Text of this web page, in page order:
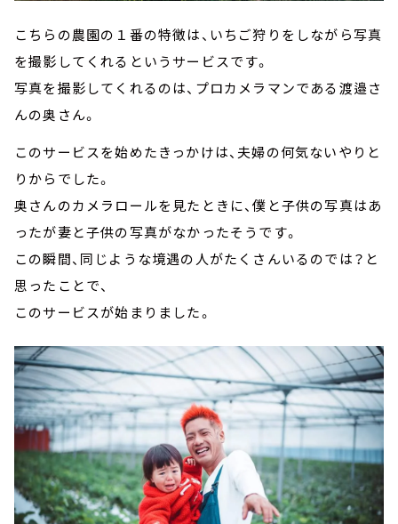
こちらの農園の１番の特徴は、いちご狩りをしながら写真
を撮影してくれるというサービスです。
写真を撮影してくれるのは、プロカメラマンである渡邉さ
んの奥さん。
このサービスを始めたきっかけは、夫婦の何気ないやりと
りからでした。
奥さんのカメラロールを見たときに、僕と子供の写真はあ
ったが妻と子供の写真がなかったそうです。
この瞬間、同じような境遇の人がたくさんいるのでは？と
思ったことで、
このサービスが始まりました。